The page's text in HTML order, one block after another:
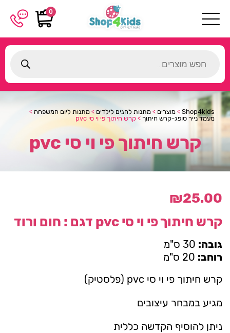
0
search
Shop4kids
> מוצרים > מתנות לחגים לילדים > מתנות ליום המשפחה >
מעמד נייר סופג-קרש חיתוך > קרש חיתוך פי וי סי pvc
קרש חיתוך פי וי סי pvc
₪25.00
קרש חיתוך פי וי סי pvc
דגם : חום ורוד
גובה:
רוחב:
קרש חיתוך פי וי סי pvc (פלסטיק)
מגיע במבחר עיצובים
ניתן להוסיף הקדשה כללית